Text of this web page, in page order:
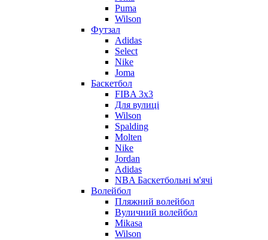
Puma
Wilson
Футзал
Adidas
Select
Nike
Joma
Баскетбол
FIBA 3x3
Для вулиці
Wilson
Spalding
Molten
Nike
Jordan
Adidas
NBA Баскетбольні м'ячі
Волейбол
Пляжний волейбол
Вуличний волейбол
Mikasa
Wilson